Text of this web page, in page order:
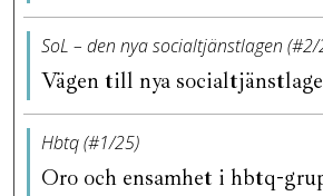
SoL – den nya socialtjänstlagen (#2/
Vägen till nya
Hbtq (#1/25)
Oro och ensamhet i hbtq-